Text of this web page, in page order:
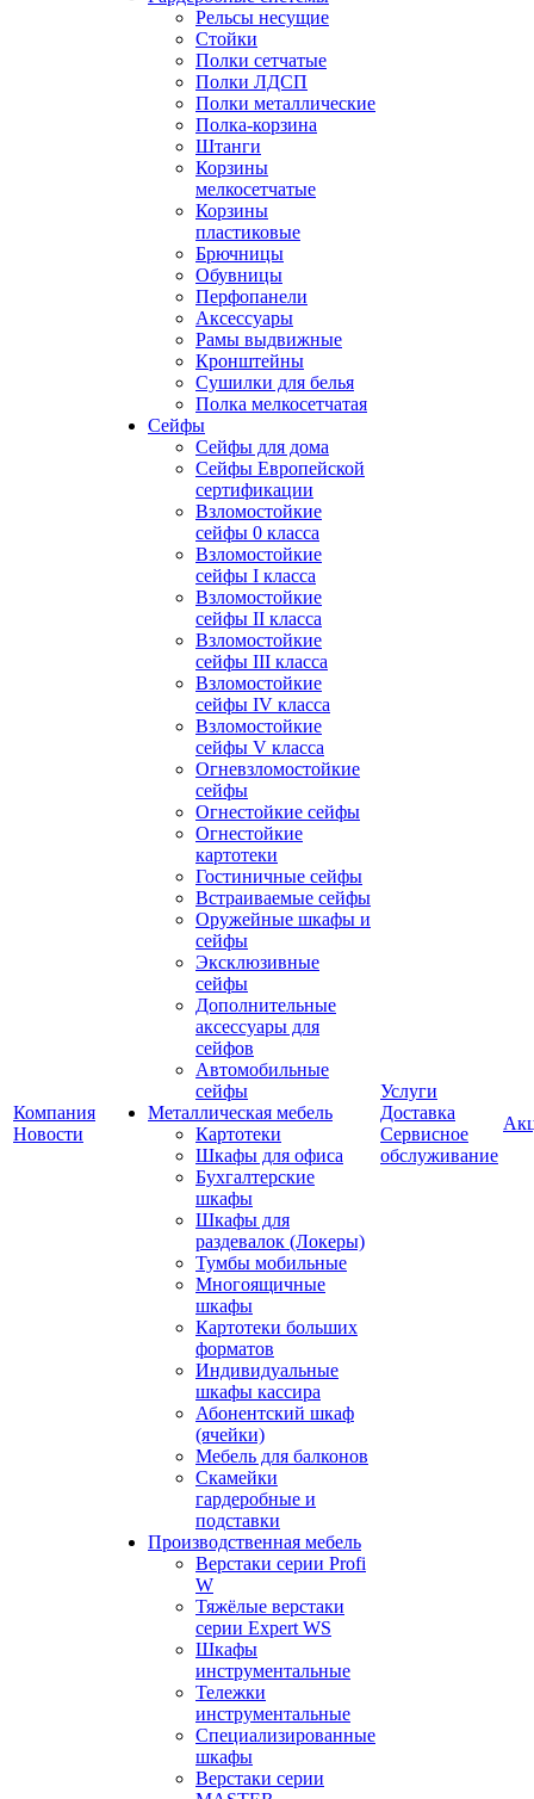
Компания
Новости
Рельсы несущие
Стойки
Полки сетчатые
Полки ЛДСП
Полки металлические
Полка-корзина
Штанги
Корзины
мелкосетчатые
Корзины
пластиковые
Брючницы
Обувницы
Перфопанели
Аксессуары
Рамы выдвижные
Кронштейны
Сушилки для белья
Полка мелкосетчатая
Сейфы
Сейфы для дома
Сейфы Европейской
сертификации
Взломостойкие
сейфы 0 класса
Взломостойкие
сейфы I класса
Взломостойкие
сейфы II класса
Взломостойкие
сейфы III класса
Взломостойкие
сейфы IV класса
Взломостойкие
сейфы V класса
Огневзломостойкие
сейфы
Огнестойкие сейфы
Огнестойкие
картотеки
Гостиничные сейфы
Встраиваемые сейфы
Оружейные шкафы и
сейфы
Эксклюзивные
сейфы
Дополнительные
аксессуары для
сейфов
Автомобильные
сейфы
Металлическая мебель
Картотеки
Шкафы для офиса
Бухгалтерские
шкафы
Шкафы для
раздевалок (Локеры)
Тумбы мобильные
Многоящичные
шкафы
Картотеки больших
форматов
Индивидуальные
шкафы кассира
Абонентский шкаф
(ячейки)
Мебель для балконов
Скамейки
гардеробные и
подставки
Производственная мебель
Верстаки серии Profi
W
Тяжёлые верстаки
серии Expert WS
Шкафы
инструментальные
Тележки
инструментальные
Cпециализированные
шкафы
Верстаки серии
Услуги
Доставка
Сервисное
обслуживание